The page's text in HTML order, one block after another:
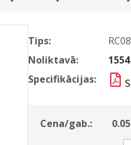
Tips:
Noliktavā:
1554
Specifikācijas:
Cena/gab.: 0.05